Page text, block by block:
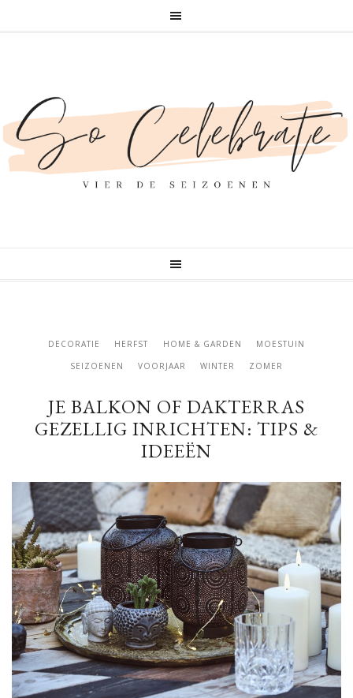
DECORATIE HERFST HOME & GARDEN
MOESTUIN
SEIZOENEN
VOORJAAR WINTER ZOMER
JE BALKON OF DAKTERRAS
GEZELLIG INRICHTEN: TIPS &
IDEEËN